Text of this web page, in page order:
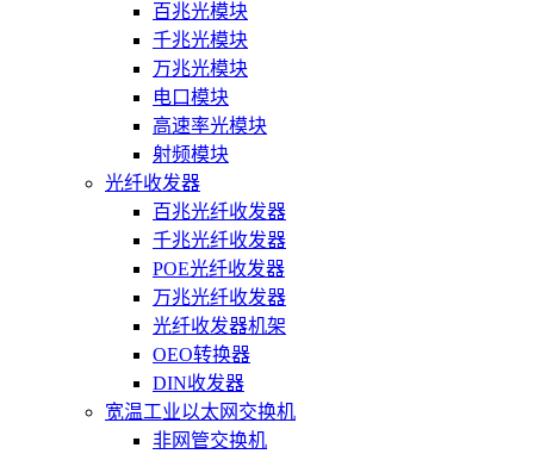
百兆光模块
千兆光模块
万兆光模块
电口模块
高速率光模块
射频模块
光纤收发器
百兆光纤收发器
千兆光纤收发器
POE光纤收发器
万兆光纤收发器
光纤收发器机架
OEO转换器
DIN收发器
宽温工业以太网交换机
非网管交换机